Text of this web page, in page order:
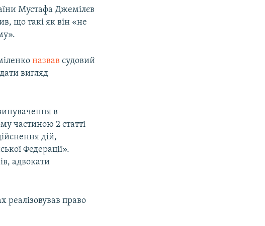
Мустафа Джемілєв
що такі як він «не
назвав судовий
вигляд
в
частиною 2 статті
дій,
Федерації».
адвокати
реалізовував право